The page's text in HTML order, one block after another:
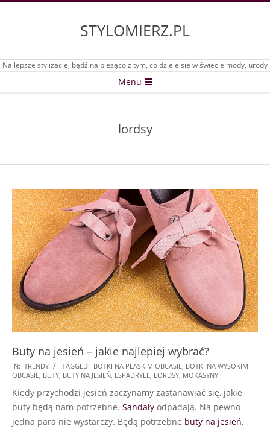
STYLOMIERZ.PL
Najlepsze stylizacje, bądź na bieżąco z tym, co dzieje się w świecie mody, urody
Menu
lordsy
Buty na jesień – jakie najlepiej wybrać?
2018-
10-
13
IN: TRENDY TAGGED: BOTKI NA PŁASKIM OBCASIE BOTKI NA WYSOKIM
OBCASIE BUTY BUTY NA JESIEŃ ESPADRYLE LORDSY MOKASYNY
Kiedy przychodzi jesień zaczynamy zastanawiać się, jakie
buty będą nam potrzebne. Sandały odpadają. Na pewno
jedna para nie wystarczy. Będą potrzebne buty na jesień,